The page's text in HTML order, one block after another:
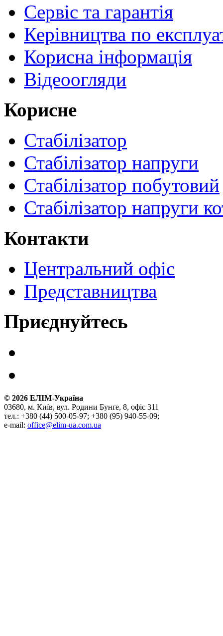
Сервіс та гарантія
Керівництва по
Корисна інформація
Відеоогляди
Корисне
Стабілізатор
Стабілізатор напруги
Стабілізатор побутовий
Стабілізатор напруги
Контакти
Центральний офіс
Представництва
Приєднуйтесь
© 2026 ЕЛІМ-Україна
03680, м. Київ, вул. Родини Бунґе, 8, офіс 311
тел.: +380 (44) 500-05-97; +380 (95) 940-55-09;
e-mail: office@elim-ua.com.ua